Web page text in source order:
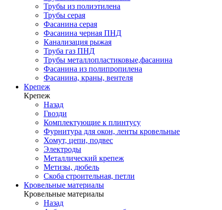
Трубы из полиэтилена
Трубы серая
Фасанина серая
Фасанина черная ПНД
Канализация рыжая
Труба газ ПНД
Трубы металлопластиковые,фасанина
Фасанина из полипропилена
Фасанина, краны, вентеля
Крепеж
Крепеж
Назад
Гвозди
Комплектующие к плинтусу
Фурнитура для окон, ленты кровельные
Хомут, цепи, подвес
Электроды
Металлический крепеж
Метизы, дюбель
Скоба строительная, петли
Кровельные материалы
Кровельные материалы
Назад